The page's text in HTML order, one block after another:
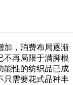
，消费布局逐渐
不再局限于满脚根
能性的纺织品已成
只需要花式品种丰